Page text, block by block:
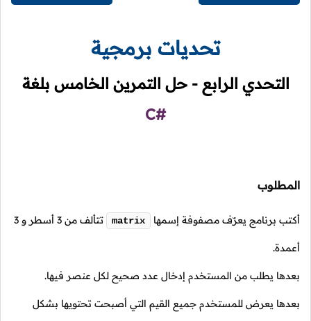
تحديات برمجية
التحدي الرابع - حل التمرين الخامس بلغة
C#
المطلوب
أكتب برنامج يعرّف مصفوفة إسمها matrix تتألف من 3 أسطر و 3
أعمدة.
بعدها يطلب من المستخدم إدخال عدد صحيح لكل عنصر فيها.
بعدها يعرض للمستخدم جميع القيم التي أصبحت تحتويها بشكل